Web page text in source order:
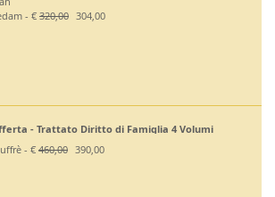
- € 320,00 304,00
- Trattato Diritto di Famiglia 4 Volumi
- € 460,00 390,00